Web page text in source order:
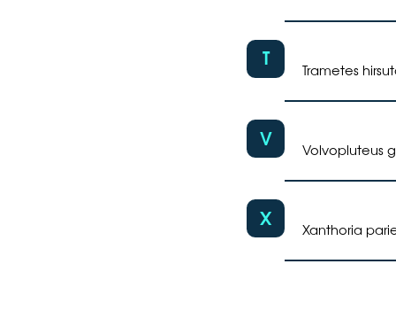
T Trametes
V Volvopluteus
X Xanthoria